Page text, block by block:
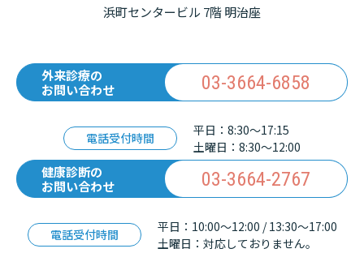
浜町センタービル 7階 明治座
外来診療の
お問い合わせ
03-3664-6858
電話受付時間
平日：8:30〜17:15
土曜日：8:30〜12:00
健康診断の
お問い合わせ
03-3664-2767
電話受付時間
平日：10:00〜12:00 / 13:30〜17:00
土曜日：対応しておりません。